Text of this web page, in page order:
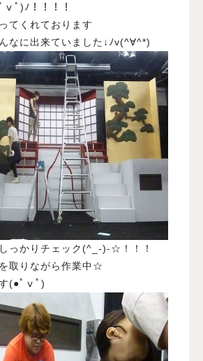
ⅴﾟ)ﾉ！！！！
てくれております
なに出来ていました↓ﾉv(^∀^*)
っかりチェック(^_-)-☆！！！
取りながら作業中☆
(●ﾟⅴﾟ)